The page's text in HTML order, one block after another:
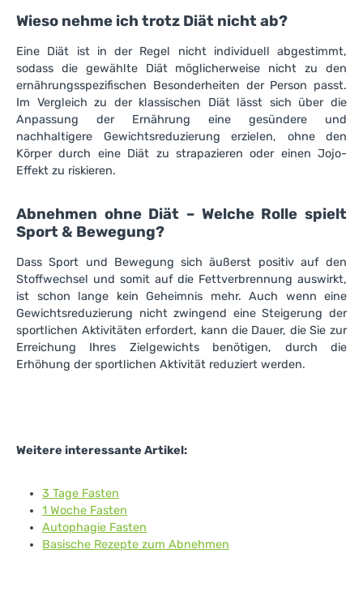
Wieso nehme ich trotz Diät nicht ab?
Eine Diät ist in der Regel nicht individuell abgestimmt,
sodass die gewählte Diät möglicherweise nicht zu den
ernährungsspezifischen Besonderheiten der Person passt.
Im Vergleich zu der klassischen Diät lässt sich über die
Anpassung der Ernährung eine gesündere und
nachhaltigere Gewichtsreduzierung erzielen, ohne den
Körper durch eine Diät zu strapazieren oder einen Jojo-
Effekt zu riskieren.
Abnehmen ohne Diät – Welche Rolle spielt
Sport & Bewegung?
Dass Sport und Bewegung sich äußerst positiv auf den
Stoffwechsel und somit auf die Fettverbrennung auswirkt,
ist schon lange kein Geheimnis mehr. Auch wenn eine
Gewichtsreduzierung nicht zwingend eine Steigerung der
sportlichen Aktivitäten erfordert, kann die Dauer, die Sie zur
Erreichung Ihres Zielgewichts benötigen, durch die
Erhöhung der sportlichen Aktivität reduziert werden.
Weitere interessante Artikel:
3 Tage Fasten
1 Woche Fasten
Autophagie Fasten
Basische Rezepte zum Abnehmen